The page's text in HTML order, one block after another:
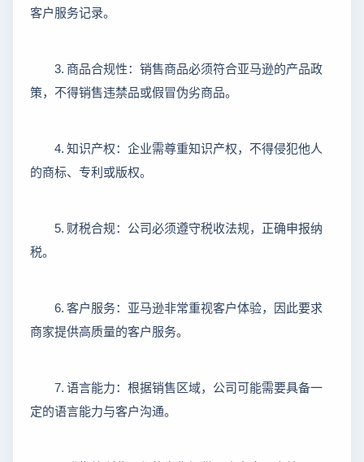
客户服务记录。
3. 商品合规性：销售商品必须符合亚马逊的产品政
策，不得销售违禁品或假冒伪劣商品。
4. 知识产权：企业需尊重知识产权，不得侵犯他人
的商标、专利或版权。
5. 财税合规：公司必须遵守税收法规，正确申报纳
税。
6. 客户服务：亚马逊非常重视客户体验，因此要求
商家提供高质量的客户服务。
7. 语言能力：根据销售区域，公司可能需要具备一
定的语言能力与客户沟通。